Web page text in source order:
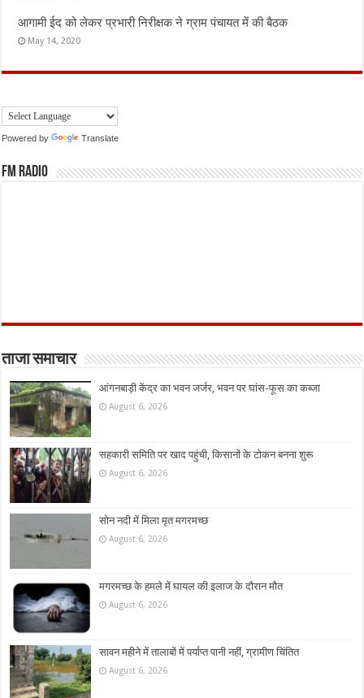
आगामी ईद को लेकर प्रभारी निरीक्षक ने ग्राम पंचायत में की बैठक
May 14, 2020
Powered by Translate
FM Radio
ताजा समाचार
आंगनबाड़ी केंद्र का भवन जर्जर, भवन पर घांस-फूस का कब्जा
August 6, 2026
सहकारी समिति पर खाद पहुंची, किसानों के टोकन बनना शुरू
August 6, 2026
सोन नदी में मिला मृत मगरमच्छ
August 6, 2026
मगरमच्छ के हमले में घायल की इलाज के दौरान मौत
August 6, 2026
सावन महीने में तालाबों में पर्याप्त पानी नहीं, ग्रामीण चिंतित
August 6, 2026